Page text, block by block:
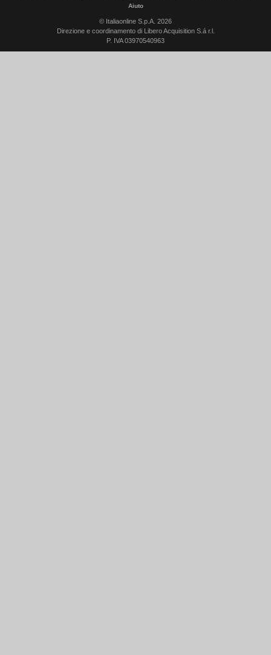
Aiuto
© Italiaonline S.p.A. 2026
Direzione e coordinamento di Libero Acquisition S.á r.l.
P. IVA 03970540963